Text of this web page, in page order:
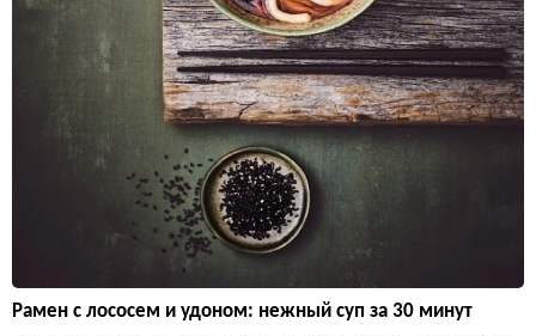
Рамен с лососем и удоном: нежный суп за 30 минут